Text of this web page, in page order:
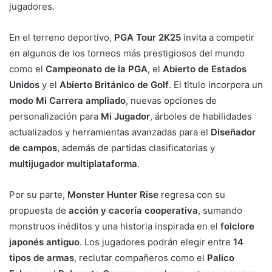
jugadores.
En el terreno deportivo, PGA Tour 2K25 invita a competir
en algunos de los torneos más prestigiosos del mundo
como el Campeonato de la PGA, el Abierto de Estados
Unidos y el Abierto Británico de Golf. El título incorpora un
modo Mi Carrera ampliado, nuevas opciones de
personalización para Mi Jugador, árboles de habilidades
actualizados y herramientas avanzadas para el Diseñador
de campos, además de partidas clasificatorias y
multijugador multiplataforma.
Por su parte, Monster Hunter Rise regresa con su
propuesta de acción y cacería cooperativa, sumando
monstruos inéditos y una historia inspirada en el folclore
japonés antiguo. Los jugadores podrán elegir entre 14
tipos de armas, reclutar compañeros como el Palico